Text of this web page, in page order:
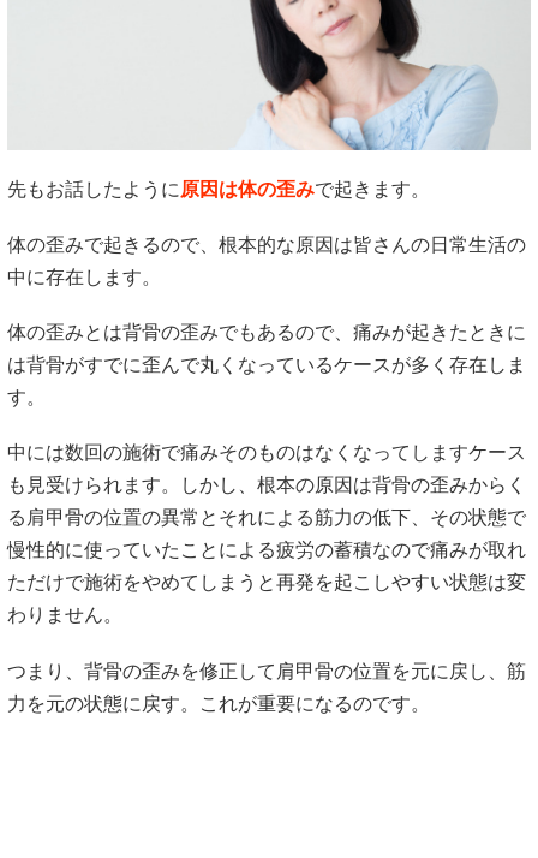
先もお話したように 原因は体の歪みで起きます。
体の歪みで起きるので、根本的な原因は皆さんの日常生活の
中に存在します。
体の歪みとは背骨の歪みでもあるので、痛みが起きたときに
は背骨がすでに歪んで丸くなっているケースが多く存在しま
す。
中には数回の施術で痛みそのものはなくなってしますケース
も見受けられます。しかし、根本の原因は背骨の歪みからく
る肩甲骨の位置の異常とそれによる筋力の低下、その状態で
慢性的に使っていたことによる疲労の蓄積なので痛みが取れ
ただけで施術をやめてしまうと再発を起こしやすい状態は変
わりません。
つまり、背骨の歪みを修正して肩甲骨の位置を元に戻し、筋
力を元の状態に戻す。これが重要になるのです。